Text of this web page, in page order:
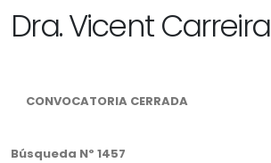
Dra. Vicent Carreira
CONVOCATORIA CERRADA
Búsqueda Nº 1457